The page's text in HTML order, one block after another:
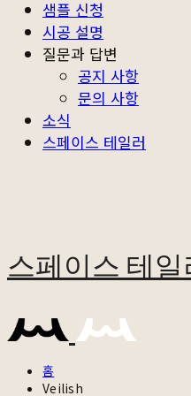
샘플 신청
시공 설명
질문과 답변
공지 사항
문의 사항
소식
스페이스 테일러
스페이스 테일
홈
Veilish